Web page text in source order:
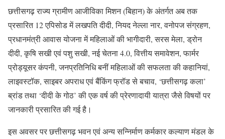
छत्तीसगढ़ राज्य ग्रामीण आजीविका मिशन (बिहान) के अंतर्गत अब तक
प्रसारित 12 एपिसोड में लखपति दीदी, नियद नेल्ला नार, वनोपज संग्रहण,
प्रधानमंत्री आवास योजना में महिलाओं की भागीदारी, सरस मेला, ड्रोन
दीदी, कृषि सखी एवं पशु सखी, नई चेतना 4.0, वित्तीय समावेशन, फार्मर
प्रोड्यूसर कंपनी, जनप्रतिनिधि बनीं महिलाओं की सफलता की कहानियां,
लाइवस्टॉक, साइबर अपराध एवं बैंकिंग फ्रॉड से बचाव, ‘छत्तीसगढ़ कला’
ब्रांड तथा ‘दीदी के गोठ’ की एक वर्ष की प्रेरणादायी यात्रा जैसे विषयों पर
जानकारी प्रसारित की गई है।
इस अवसर पर छत्तीसगढ़ भवन एवं अन्य सन्निर्माण कर्मकार कल्याण मंडल के